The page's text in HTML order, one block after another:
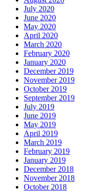
July 2020
June 2020
May 2020
April 2020
March 2020
February 2020
January 2020
December 2019
November 2019
October 2019
September 2019
July 2019
June 2019
May 2019
April 2019
March 2019
February 2019
January 2019
December 2018
November 2018
October 2018